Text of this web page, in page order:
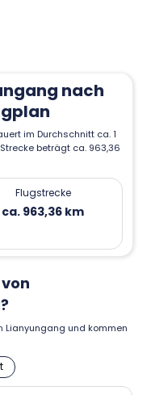
nach
im Durchschnitt ca. 1
beträgt ca. 963,36
Flugstrecke
ca. 963,36 km
Lianyungang und kommen